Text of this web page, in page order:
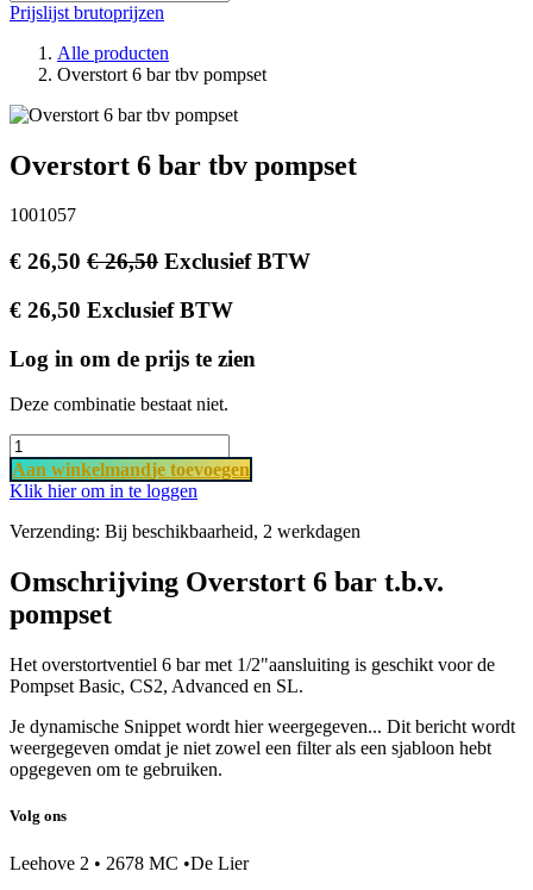
Prijslijst brutoprijzen
Alle producten
Overstort 6 bar tbv pompset
Overstort 6 bar tbv pompset
1001057
€ 26,50 €26,50 Exclusief BTW
€ 26,50 Exclusief BTW
Log in om de prijs te zien
Deze combinatie bestaat niet.
Aan​ wi​​​​​​​​​​​​nkel​​mandje ​t​o​​evoegen
Klik hier om in te loggen
Verzending: Bij beschikbaarheid, 2 werkdagen
Omschrijving Overstort 6 bar t.b.v.
pompset
Het overstortventiel 6 bar met 1/2"aansluiting is geschikt voor de
Pompset Basic, CS2, Advanced en SL.
Je dynamische Snippet wordt hier weergegeven... Dit bericht wordt
weergegeven omdat je niet zowel een filter als een sjabloon hebt
opgegeven om te gebruiken.
Volg ons
Leehove 2 • 2678 MC •De Lier